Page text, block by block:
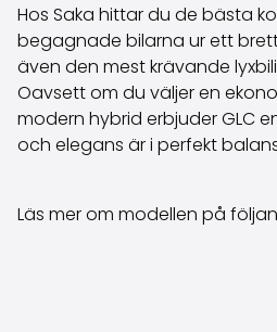
Nyheter och kampanjer
Butiker
Företag
Saka Finland Oy
Administration
Inköpsteam
Rekrytering
Faktureringsinformation
Hos Saka hittar du de bästa
begagnade bilarna ur ett
även den mest krävande
Oavsett om du väljer en
modern hybrid erbjuder GLC
och elegans är i perfekt
Läs mer om modellen på